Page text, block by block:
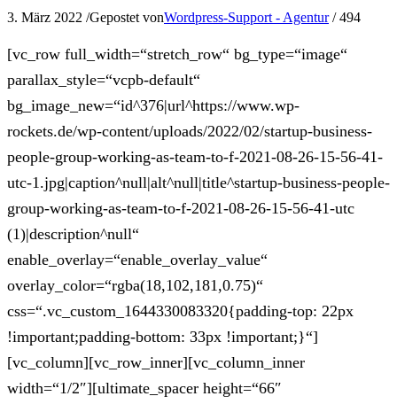
3. März 2022 /Gepostet vonWordpress-Support - Agentur / 494
[vc_row full_width=“stretch_row“ bg_type=“image“
parallax_style=“vcpb-default“
bg_image_new=“id^376|url^https://www.wp-
rockets.de/wp-content/uploads/2022/02/startup-business-
people-group-working-as-team-to-f-2021-08-26-15-56-41-
utc-1.jpg|caption^null|alt^null|title^startup-business-people-
group-working-as-team-to-f-2021-08-26-15-56-41-utc
(1)|description^null“
enable_overlay=“enable_overlay_value“
overlay_color=“rgba(18,102,181,0.75)“
css=“.vc_custom_1644330083320{padding-top: 22px
!important;padding-bottom: 33px !important;}“]
[vc_column][vc_row_inner][vc_column_inner
width=“1/2″][ultimate_spacer height=“66″